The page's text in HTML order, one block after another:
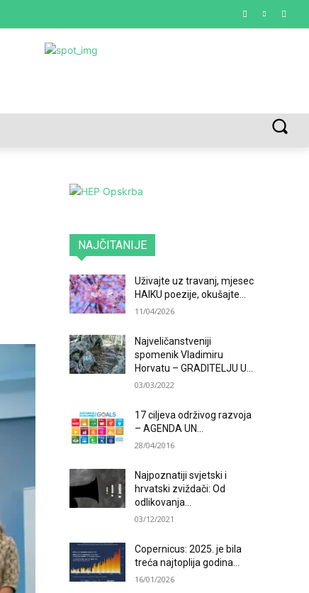
NAJČITANIJE
Uživajte uz travanj, mjesec
HAIKU poezije, okušajte...
11/04/2026
Najveličanstveniji
spomenik Vladimiru
Horvatu – GRADITELJU U...
03/03/2022
17 ciljeva održivog razvoja
– AGENDA UN...
28/04/2016
Najpoznatiji svjetski i
hrvatski zviždači: Od
odlikovanja...
03/12/2021
Copernicus: 2025. je bila
treća najtoplija godina...
16/01/2026